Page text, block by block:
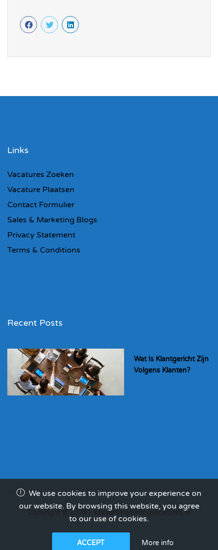
Links
Vacatures Zoeken
Vacature Plaatsen
Contact Formulier
Sales & Marketing Blogs
Privacy Statement
Terms & Conditions
Recent Posts
Wat Is Klantgericht Zijn
Volgens Klanten?
Copyright © 2026 - salesenmarketingvacatures.nl
We use cookies to improve your experience on
our website. By browsing this website, you agree
to our use of cookies.
ACCEPT More info